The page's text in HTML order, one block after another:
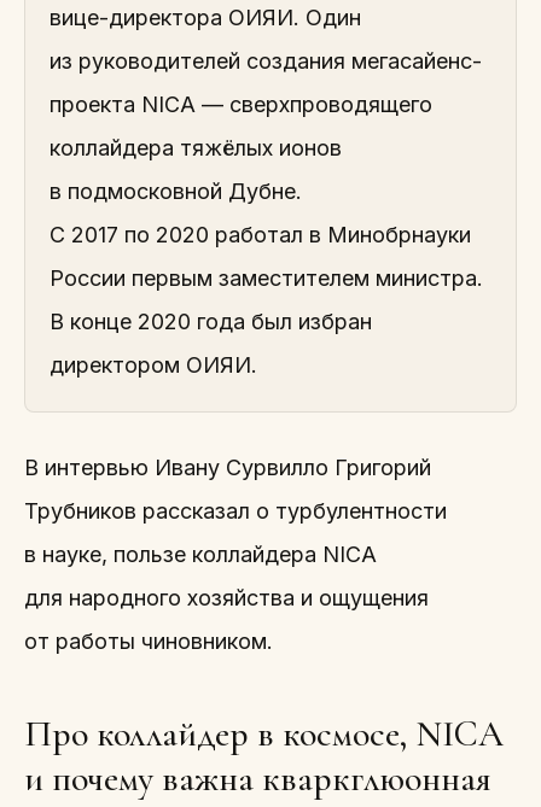
вице-директора ОИЯИ. Один
из руководителей создания мегасайенс-
проекта NICA — сверхпроводящего
коллайдера тяжёлых ионов
в подмосковной Дубне.
С 2017 по 2020 работал в Минобрнауки
России первым заместителем министра.
В конце 2020 года был избран
директором ОИЯИ.
В интервью Ивану Сурвилло Григорий
Трубников рассказал о турбулентности
в науке, пользе коллайдера NICA
для народного хозяйства и ощущения
от работы чиновником.
Про коллайдер в космосе, NICA
и почему важна кваркглюонная